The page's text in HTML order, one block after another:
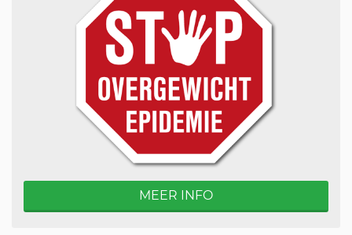
MEER INFO